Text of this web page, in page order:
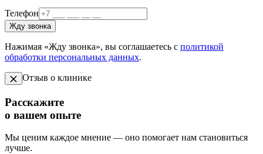
Телефон
Жду звонка
Нажимая «Жду звонка», вы соглашаетесь с политикой
обработки персональных данных.
Отзыв о клинике
Расскажите
о вашем опыте
Мы ценим каждое мнение — оно помогает нам становиться
лучше.